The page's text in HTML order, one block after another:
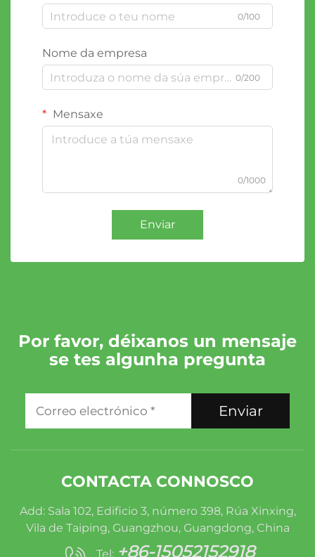
0/100
Nome da empresa
0/200
Mensaxe
0/1000
Enviar
Por favor, déixanos un mensaje
se tes algunha pregunta
Enviar
CONTACTA CONNOSCO
Add: Sala 102, Edificio 3, número 398, Rúa Xinxing,
Vila de Taiping, Guangzhou, Guangdong, China
Tel: +86-15052152918